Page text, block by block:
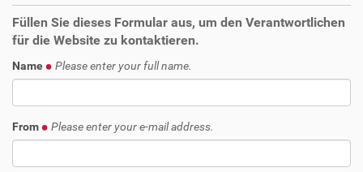
Füllen Sie dieses Formular aus, um den Verantwortlichen
für die Website zu kontaktieren.
Name Please enter your full name.
From Please enter your e-mail address.